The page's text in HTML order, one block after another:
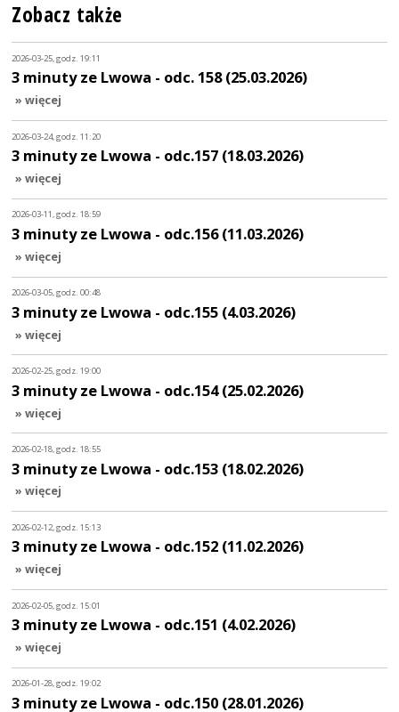
Zobacz także
2026-03-25, godz. 19:11
3 minuty ze Lwowa - odc. 158 (25.03.2026)
» więcej
2026-03-24, godz. 11:20
3 minuty ze Lwowa - odc.157 (18.03.2026)
» więcej
2026-03-11, godz. 18:59
3 minuty ze Lwowa - odc.156 (11.03.2026)
» więcej
2026-03-05, godz. 00:48
3 minuty ze Lwowa - odc.155 (4.03.2026)
» więcej
2026-02-25, godz. 19:00
3 minuty ze Lwowa - odc.154 (25.02.2026)
» więcej
2026-02-18, godz. 18:55
3 minuty ze Lwowa - odc.153 (18.02.2026)
» więcej
2026-02-12, godz. 15:13
3 minuty ze Lwowa - odc.152 (11.02.2026)
» więcej
2026-02-05, godz. 15:01
3 minuty ze Lwowa - odc.151 (4.02.2026)
» więcej
2026-01-28, godz. 19:02
3 minuty ze Lwowa - odc.150 (28.01.2026)